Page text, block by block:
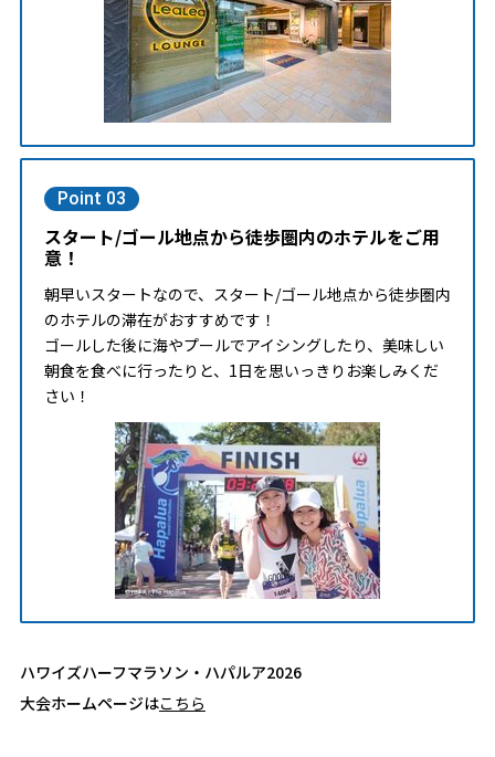
Point 03
スタート/ゴール地点から徒歩圏内のホテルをご用
意！
朝早いスタートなので、スタート/ゴール地点から徒歩圏内
のホテルの滞在がおすすめです！
ゴールした後に海やプールでアイシングしたり、美味しい
朝食を食べに行ったりと、1日を思いっきりお楽しみくだ
さい！
ハワイズハーフマラソン・ハパルア2026
大会ホームページはこちら